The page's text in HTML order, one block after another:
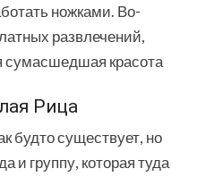
ножками. Во-
развлечений,
сумасшедшая красота
Рица
будто существует, но
и группу, которая туда